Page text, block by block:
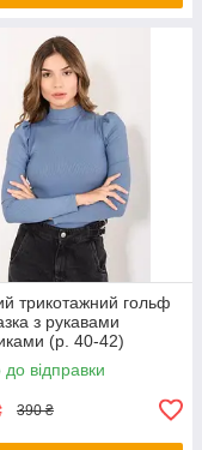
трикотажний гольф
з рукавами
(р. 40-42)
до відправки
390 ₴